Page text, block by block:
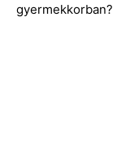
gyermekkorban?